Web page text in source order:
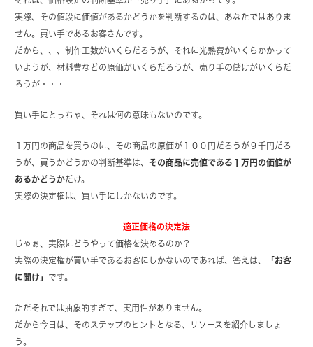
実際、その値段に価値があるかどうかを判断するのは、あなたではありま
せん。買い手であるお客さんです。
だから、、、制作工数がいくらだろうが、それに光熱費がいくらかかって
いようが、材料費などの原価がいくらだろうが、売り手の儲けがいくらだ
ろうが・・・
買い手にとっちゃ、それは何の意味もないのです。
１万円の商品を買うのに、その商品の原価が１００円だろうが９千円だろ
うが、買うかどうかの判断基準は、その商品に売値である１万円の価値が
あるかどうかだけ。
実際の決定権は、買い手にしかないのです。
適正価格の決定法
じゃぁ、実際にどうやって価格を決めるのか？
実際の決定権が買い手であるお客にしかないのであれば、答えは、
「お客
に聞け」 です。
ただそれでは抽象的すぎて、実用性がありません。
だから今日は、そのステップのヒントとなる、リソースを紹介しましょ
う。